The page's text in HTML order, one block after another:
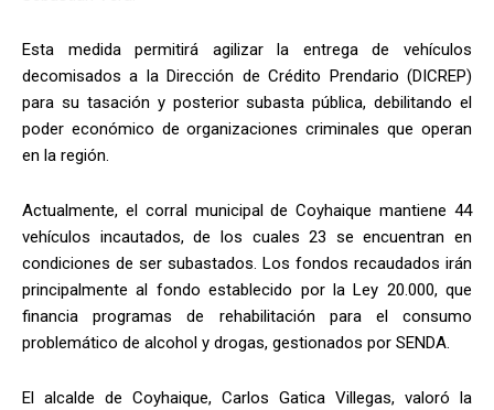
Esta medida permitirá agilizar la entrega de vehículos
decomisados a la Dirección de Crédito Prendario (DICREP)
para su tasación y posterior subasta pública, debilitando el
poder económico de organizaciones criminales que operan
en la región.
Actualmente, el corral municipal de Coyhaique mantiene 44
vehículos incautados, de los cuales 23 se encuentran en
condiciones de ser subastados. Los fondos recaudados irán
principalmente al fondo establecido por la Ley 20.000, que
financia programas de rehabilitación para el consumo
problemático de alcohol y drogas, gestionados por SENDA.
El alcalde de Coyhaique, Carlos Gatica Villegas, valoró la